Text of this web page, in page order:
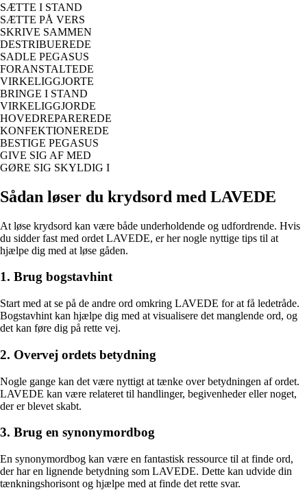
SÆTTE I STAND
SÆTTE PÅ VERS
SKRIVE SAMMEN
DESTRIBUEREDE
SADLE PEGASUS
FORANSTALTEDE
VIRKELIGGJORTE
BRINGE I STAND
VIRKELIGGJORDE
HOVEDREPAREREDE
KONFEKTIONEREDE
BESTIGE PEGASUS
GIVE SIG AF MED
GØRE SIG SKYLDIG I
Sådan løser du krydsord med LAVEDE
At løse krydsord kan være både underholdende og udfordrende. Hvis
du sidder fast med ordet LAVEDE, er her nogle nyttige tips til at
hjælpe dig med at løse gåden.
1. Brug bogstavhint
Start med at se på de andre ord omkring LAVEDE for at få ledetråde.
Bogstavhint kan hjælpe dig med at visualisere det manglende ord, og
det kan føre dig på rette vej.
2. Overvej ordets betydning
Nogle gange kan det være nyttigt at tænke over betydningen af ordet.
LAVEDE kan være relateret til handlinger, begivenheder eller noget,
der er blevet skabt.
3. Brug en synonymordbog
En synonymordbog kan være en fantastisk ressource til at finde ord,
der har en lignende betydning som LAVEDE. Dette kan udvide din
tænkningshorisont og hjælpe med at finde det rette svar.